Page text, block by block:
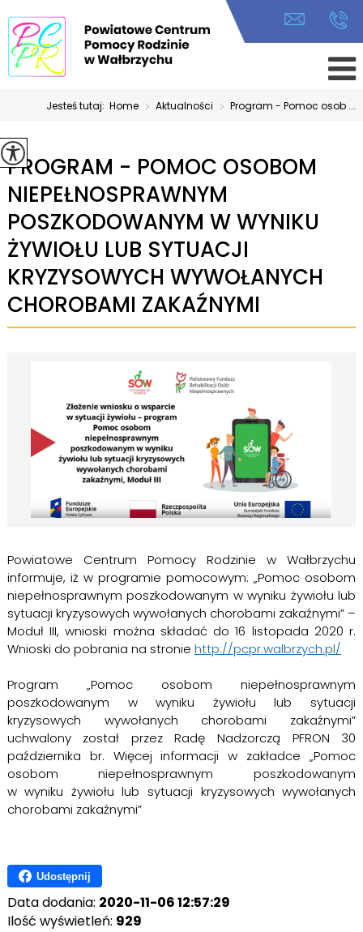
Jesteś tutaj:Home > Aktualności > Program - Pomoc osob ...
PROGRAM - POMOC OSOBOM
NIEPEŁNOSPRAWNYM
POSZKODOWANYM W WYNIKU
ŻYWIOŁU LUB SYTUACJI
KRYZYSOWYCH WYWOŁANYCH
CHOROBAMI ZAKAŹNYMI
Powiatowe Centrum Pomocy Rodzinie w Wałbrzychu
informuje, iż w programie pomocowym: „Pomoc osobom
niepełnosprawnym poszkodowanym w wyniku żywiołu lub
sytuacji kryzysowych wywołanych chorobami zakaźnymi” –
Moduł III, wnioski można składać do 16 listopada 2020 r.
Wnioski do pobrania na stronie http://pcpr.walbrzych.pl/
Program „Pomoc osobom niepełnosprawnym
poszkodowanym w wyniku żywiołu lub sytuacji
kryzysowych wywołanych chorobami zakaźnymi”
uchwalony został przez Radę Nadzorczą PFRON 30
października br. Więcej informacji w zakładce „Pomoc
osobom niepełnosprawnym poszkodowanym
w wyniku żywiołu lub sytuacji kryzysowych wywołanych
chorobami zakaźnymi”
Udostępnij
Data dodania: 2020-11-06 12:57:29
Ilość wyświetleń: 929